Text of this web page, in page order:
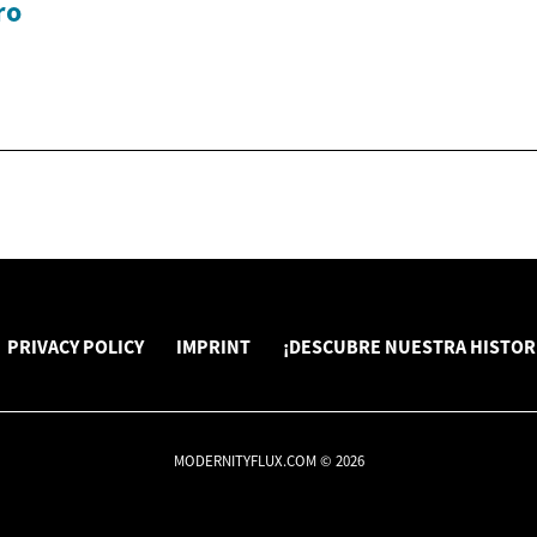
PRIVACY POLICY IMPRINT ¡DESCUBRE NUESTRA
MODERNITYFLUX.COM © 2026